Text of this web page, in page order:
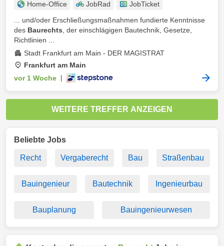
Home-Office
JobRad
JobTicket
... und/oder Erschließungsmaßnahmen fundierte Kenntnisse
des Baurechts , der einschlägigen Bautechnik, Gesetze,
Richtlinien ...
Stadt Frankfurt am Main - DER MAGISTRAT
Frankfurt am Main
vor 1 Woche
WEITERE TREFFER ANZEIGEN
Beliebte Jobs
Recht Vergaberecht Bau Straßenbau
Bauingenieur Bautechnik Ingenieurbau
Bauplanung Bauingenieurwesen